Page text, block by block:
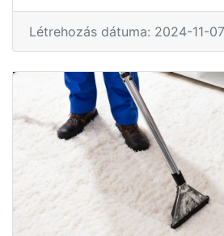
Létrehozás dátuma: 2024-11-07